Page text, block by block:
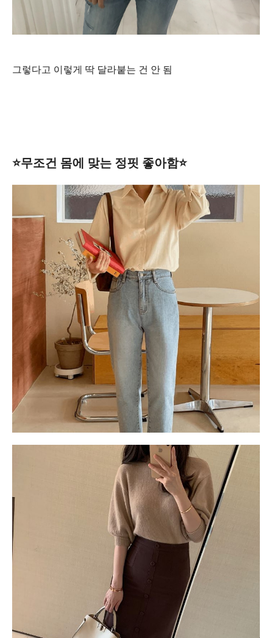
그렇다고 이렇게 딱 달라붙는 건 안 됨
⭐️무조건 몸에 맞는 정핏 좋아함⭐️